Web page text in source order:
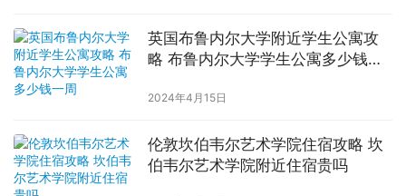
英国布鲁内尔大学附近学生公寓攻
略 布鲁内尔大学学生公寓多少钱一
2024年4月15日
伦敦坎伯韦尔艺术学院住宿攻略 坎
伯韦尔艺术学院附近住宿贵吗